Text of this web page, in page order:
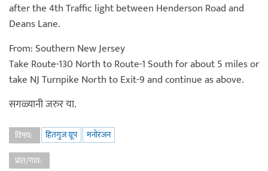
after the 4th Traffic light between Henderson Road and
Deans Lane.
From: Southern New Jersey
Take Route-130 North to Route-1 South for about 5 miles or
take NJ Turnpike North to Exit-9 and continue as above.
सगळ्यानी जरुर या.
विषय: हितगुज ग्रूप
मनोरंजन
प्रांत/गाव: